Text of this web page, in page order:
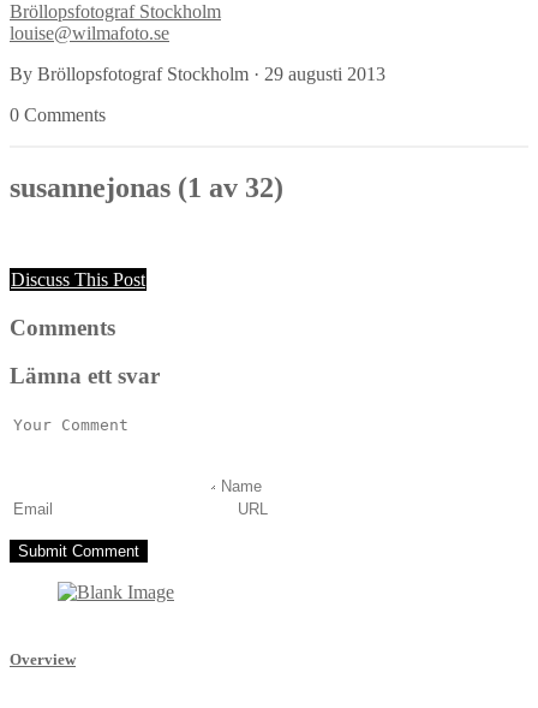
Bröllopsfotograf Stockholm
louise@wilmafoto.se
By Bröllopsfotograf Stockholm · 29 augusti 2013
0 Comments
susannejonas (1 av 32)
Discuss This Post
Comments
Lämna ett svar
Overview